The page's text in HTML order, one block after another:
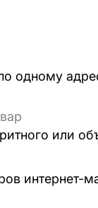
одному
или
интернет-